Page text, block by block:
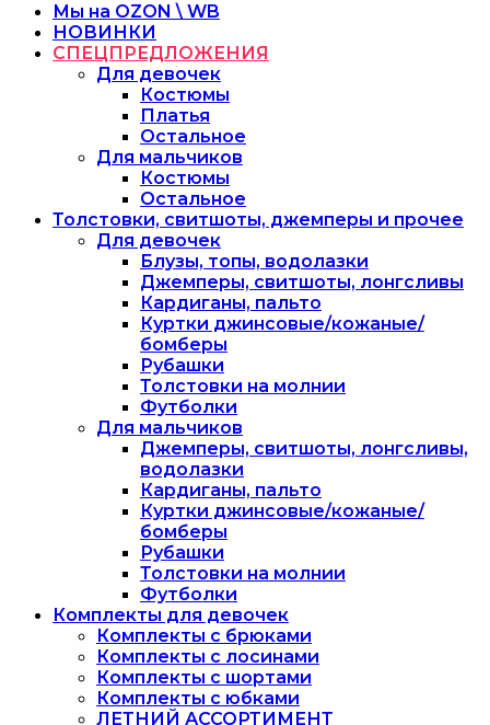
Мы на OZON \ WB
НОВИНКИ
СПЕЦПРЕДЛОЖЕНИЯ
Для девочек
Костюмы
Платья
Остальное
Для мальчиков
Костюмы
Остальное
Толстовки, свитшоты, джемперы и прочее
Для девочек
Блузы, топы, водолазки
Джемперы, свитшоты, лонгсливы
Кардиганы, пальто
Куртки джинсовые/кожаные/
бомберы
Рубашки
Толстовки на молнии
Футболки
Для мальчиков
Джемперы, свитшоты, лонгсливы,
водолазки
Кардиганы, пальто
Куртки джинсовые/кожаные/
бомберы
Рубашки
Толстовки на молнии
Футболки
Комплекты для девочек
Комплекты с брюками
Комплекты с лосинами
Комплекты с шортами
Комплекты с юбками
ЛЕТНИЙ АССОРТИМЕНТ